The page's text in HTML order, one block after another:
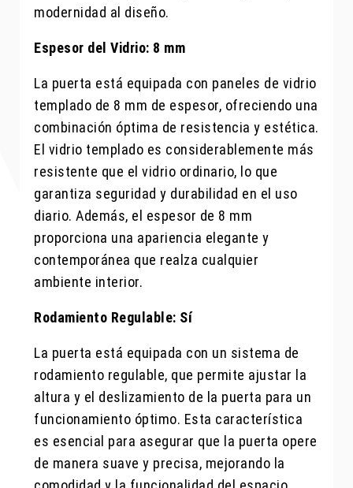
modernidad al diseño.
Espesor del Vidrio: 8 mm
La puerta está equipada con paneles de vidrio
templado de 8 mm de espesor, ofreciendo una
combinación óptima de resistencia y estética.
El vidrio templado es considerablemente más
resistente que el vidrio ordinario, lo que
garantiza seguridad y durabilidad en el uso
diario. Además, el espesor de 8 mm
proporciona una apariencia elegante y
contemporánea que realza cualquier
ambiente interior.
Rodamiento Regulable: Sí
La puerta está equipada con un sistema de
rodamiento regulable, que permite ajustar la
altura y el deslizamiento de la puerta para un
funcionamiento óptimo. Esta característica
es esencial para asegurar que la puerta opere
de manera suave y precisa, mejorando la